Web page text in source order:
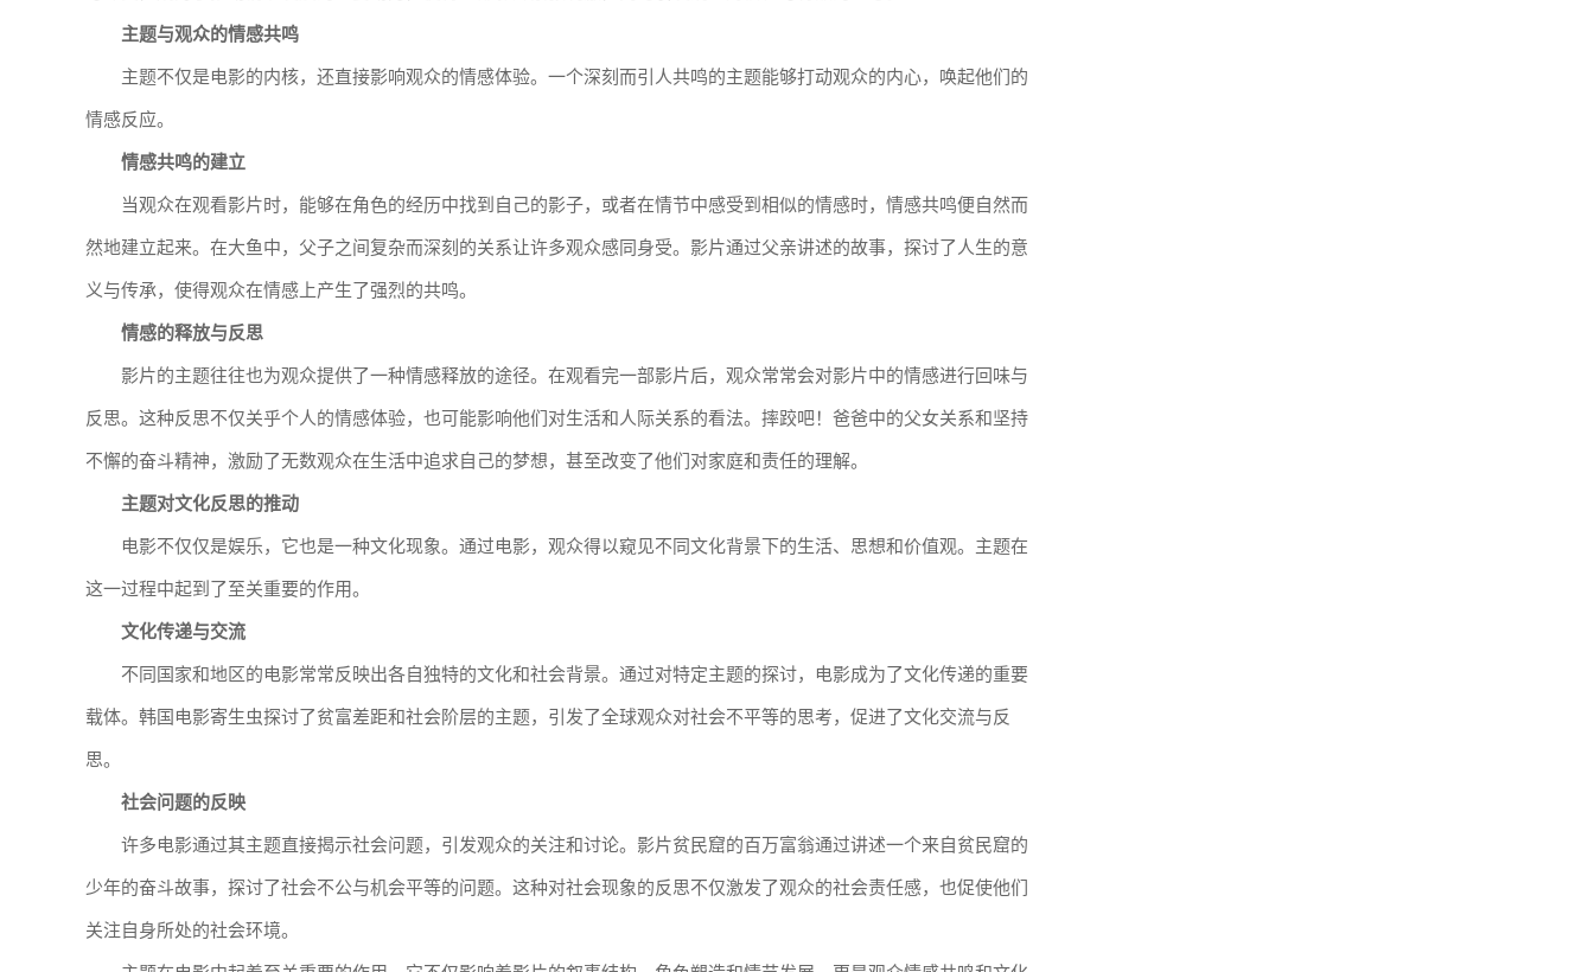
主题与观众的情感共鸣
主题不仅是电影的内核，还直接影响观众的情感体验。一个深刻而引人共鸣的主题能够打动观众的内心，唤起他们的
情感反应。
情感共鸣的建立
当观众在观看影片时，能够在角色的经历中找到自己的影子，或者在情节中感受到相似的情感时，情感共鸣便自然而
然地建立起来。在大鱼中，父子之间复杂而深刻的关系让许多观众感同身受。影片通过父亲讲述的故事，探讨了人生的意
义与传承，使得观众在情感上产生了强烈的共鸣。
情感的释放与反思
影片的主题往往也为观众提供了一种情感释放的途径。在观看完一部影片后，观众常常会对影片中的情感进行回味与
反思。这种反思不仅关乎个人的情感体验，也可能影响他们对生活和人际关系的看法。摔跤吧！爸爸中的父女关系和坚持
不懈的奋斗精神，激励了无数观众在生活中追求自己的梦想，甚至改变了他们对家庭和责任的理解。
主题对文化反思的推动
电影不仅仅是娱乐，它也是一种文化现象。通过电影，观众得以窥见不同文化背景下的生活、思想和价值观。主题在
这一过程中起到了至关重要的作用。
文化传递与交流
不同国家和地区的电影常常反映出各自独特的文化和社会背景。通过对特定主题的探讨，电影成为了文化传递的重要
载体。韩国电影寄生虫探讨了贫富差距和社会阶层的主题，引发了全球观众对社会不平等的思考，促进了文化交流与反
思。
社会问题的反映
许多电影通过其主题直接揭示社会问题，引发观众的关注和讨论。影片贫民窟的百万富翁通过讲述一个来自贫民窟的
少年的奋斗故事，探讨了社会不公与机会平等的问题。这种对社会现象的反思不仅激发了观众的社会责任感，也促使他们
关注自身所处的社会环境。